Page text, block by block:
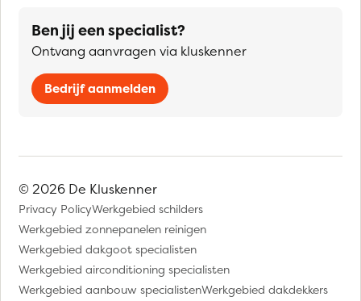
Ben jij een specialist?
Ontvang aanvragen via kluskenner
Bedrijf aanmelden
© 2026 De Kluskenner
Privacy PolicyWerkgebied schilders
Werkgebied zonnepanelen reinigen
Werkgebied dakgoot specialisten
Werkgebied airconditioning specialisten
Werkgebied aanbouw specialistenWerkgebied dakdekkers